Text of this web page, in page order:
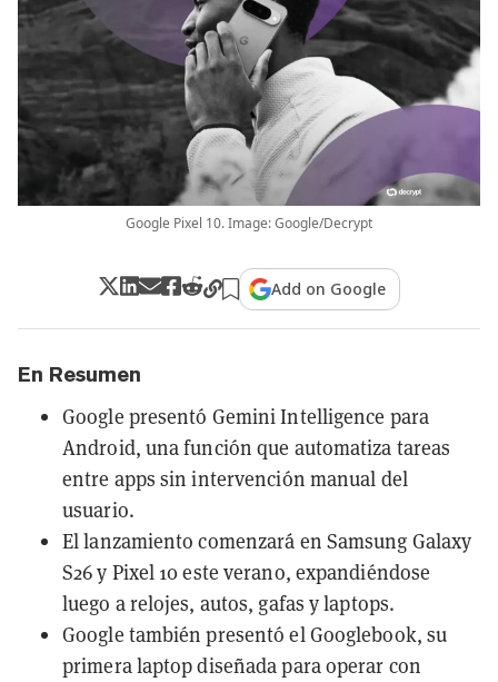
Google Pixel 10. Image: Google/Decrypt
Add on Google
En Resumen
Google presentó Gemini Intelligence para
Android, una función que automatiza tareas
entre apps sin intervención manual del
usuario.
El lanzamiento comenzará en Samsung Galaxy
S26 y Pixel 10 este verano, expandiéndose
luego a relojes, autos, gafas y laptops.
Google también presentó el Googlebook, su
primera laptop diseñada para operar con